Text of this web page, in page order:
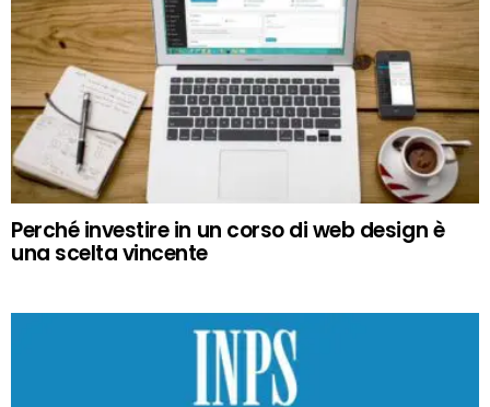
Perché investire in un corso di web design è
una scelta vincente